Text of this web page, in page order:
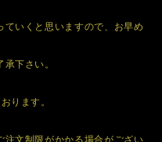
ていくと思いますので、お早め
下さい。
ります。
注文制限がかかる場合がござい